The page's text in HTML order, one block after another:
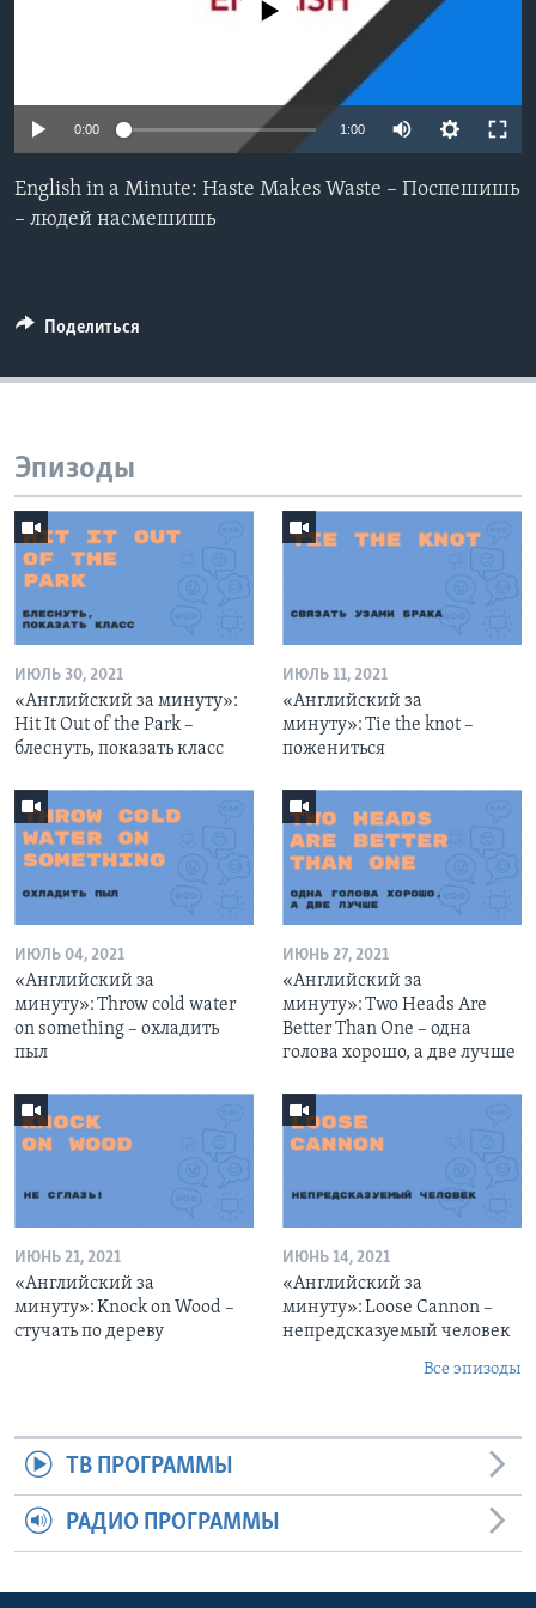
СОЦИАЛЬНЫЕ СЕТИ
Языки
No media source currently available
0:00 1:00
English in a Minute: Haste Makes Waste – Поспешишь
– людей насмешишь
Поделиться
Эпизоды
ИЮЛЬ 30, 2021
«Английский за минуту»:
Hit It Out of the Park –
блеснуть, показать класс
ИЮЛЬ 11, 2021
«Английский за
минуту»: Tie the knot –
пожениться
ИЮЛЬ 04, 2021
«Английский за
минуту»: Throw cold water
on something – охладить
пыл
ИЮНЬ 27, 2021
«Английский за
минуту»: Two Heads Are
Better Than One – одна
голова хорошо, а две лучше
ИЮНЬ 21, 2021
«Английский за
минуту»: Knock on Wood –
стучать по дереву
ИЮНЬ 14, 2021
«Английский за
минуту»: Loose Cannon –
непредсказуемый человек
Все эпизоды
ТВ ПРОГРАММЫ
РАДИО ПРОГРАММЫ